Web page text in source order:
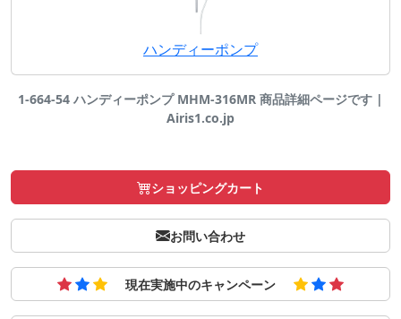
ハンディーポンプ
1-664-54 ハンディーポンプ MHM-316MR 商品詳細ページです |
Airis1.co.jp
ショッピングカート
お問い合わせ
現在実施中のキャンペーン